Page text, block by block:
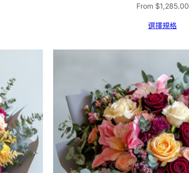
From $1,285.00
選擇規格